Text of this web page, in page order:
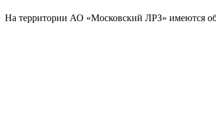
На территории АО «Московский ЛРЗ» имеются